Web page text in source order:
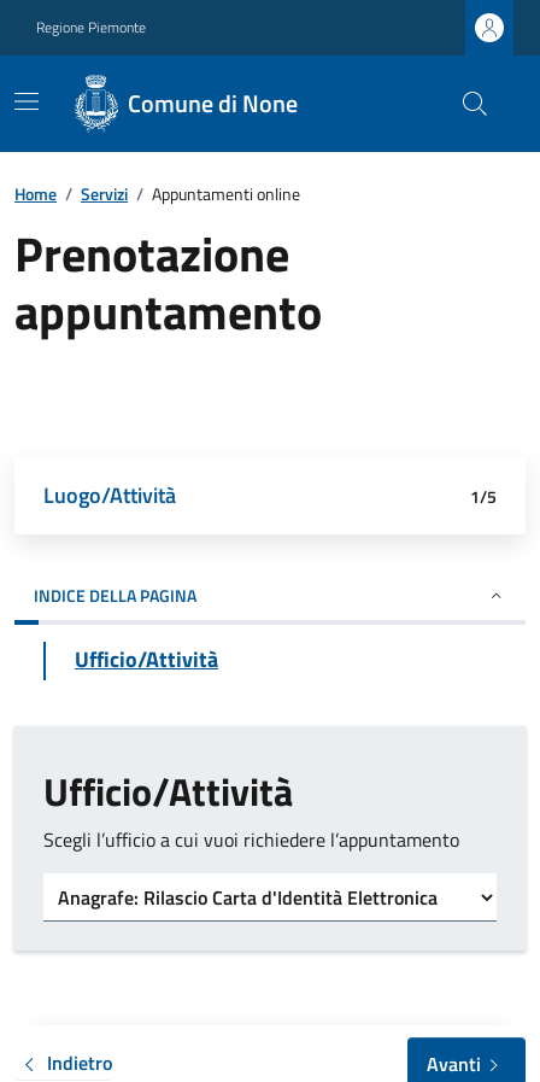
Regione Piemonte
Comune di None
Home / Servizi / Appuntamenti online
Prenotazione
appuntamento
Luogo/Attività
Dettagli appuntamento
Richiedente
Data e orario
Riepilogo 1/5
INDICE DELLA PAGINA
Ufficio/Attività
Ufficio/Attività
Scegli l’ufficio a cui vuoi richiedere l’appuntamento
Indietro Avanti